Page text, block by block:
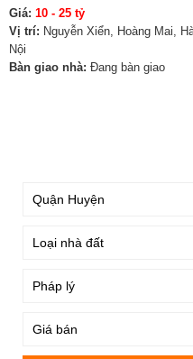
Giá: 10 - 25 tỷ
Vị trí: Nguyễn Xiển, Hoàng Mai,
Nội
Bàn giao nhà: Đang bàn giao